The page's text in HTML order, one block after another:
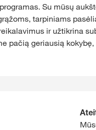
Su mūsų
tarpiniams
ir užtikrina
pačią geriausią